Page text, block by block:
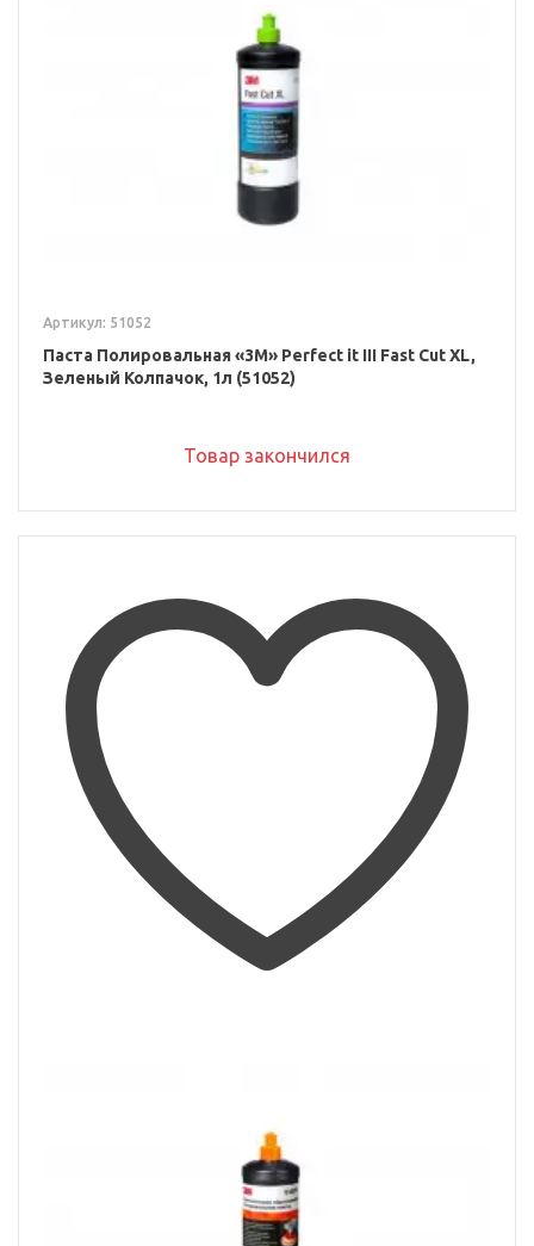
Артикул: 51052
Паста Полировальная «3M» Perfect it III Fast Cut XL,
Зеленый Колпачок, 1л (51052)
Товар закончился